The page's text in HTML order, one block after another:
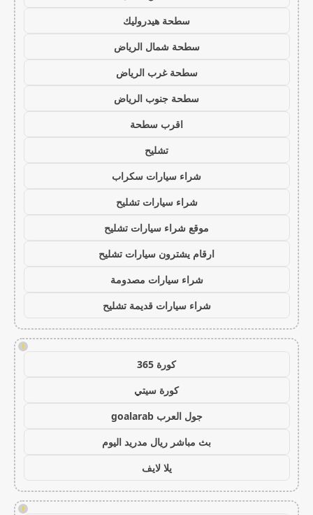
سطحة هيدروليك
سطحة شمال الرياض
سطحة غرب الرياض
سطحة جنوب الرياض
اقرب سطحة
تشليح
شراء سيارات سكراب
شراء سيارات تشليح
موقع شراء سيارات تشليح
ارقام يشترون سيارات تشليح
شراء سيارات مصدومة
شراء سيارات قديمة تشليح
!
كورة 365
كورة سيتي
جول العرب goalarab
بث مباشر ريال مدريد اليوم
يلا لايف
!